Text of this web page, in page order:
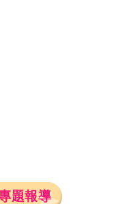
題報導